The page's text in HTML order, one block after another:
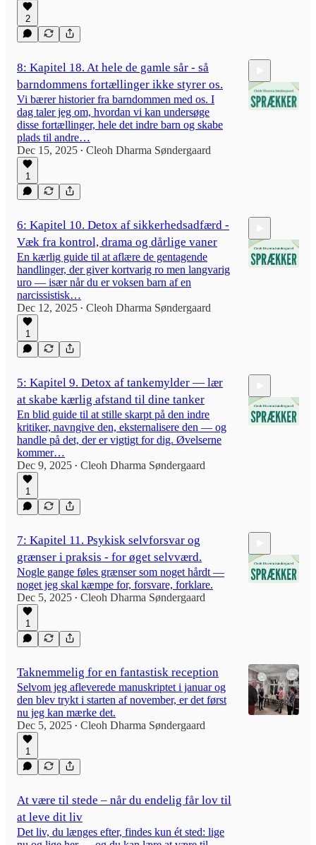
2
8: Kapitel 18. At hele de gamle sår - så
barndommens fortællinger ikke styrer os.
Vi bærer historier fra barndommen med os. I
dag taler jeg om, hvordan vi kan undersøge
disse fortællinger, hele det indre barn og skabe
plads til andre…
Dec 15, 2025 • Cleoh Dharma Søndergaard
1
6: Kapitel 10. Detox af sikkerhedsadfærd -
Væk fra kontrol, drama og dårlige vaner
En kærlig guide til at aflære de gentagende
handlinger, der giver kortvarig ro men langvarig
uro — især når du er voksen barn af en
narcissistisk…
Dec 12, 2025 • Cleoh Dharma Søndergaard
1
5: Kapitel 9. Detox af tankemylder — lær
at skabe kærlig afstand til dine tanker
En blid guide til at stille skarpt på den indre
kritiker, navngive den, eksternalisere den — og
handle på det, der er vigtigt for dig. Øvelserne
kommer…
Dec 9, 2025 • Cleoh Dharma Søndergaard
1
7: Kapitel 11. Psykisk selvforsvar og
grænser i praksis - for øget selvværd.
Nogle gange føles grænser som noget hårdt —
noget jeg skal kæmpe for, forsvare, forklare.
Dec 5, 2025 • Cleoh Dharma Søndergaard
1
Taknemmelig for en fantastisk reception
Selvom jeg afleverede manuskriptet i januar og
den blev trykt i starten af november, er det først
nu jeg kan mærke det.
Dec 5, 2025 • Cleoh Dharma Søndergaard
1
At være til stede – når du endelig får lov til
at leve dit liv
Det liv, du længes efter, findes kun ét sted: lige